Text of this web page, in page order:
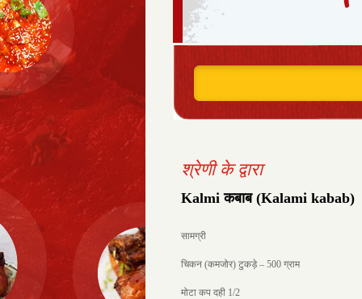
2
श्रेणी के द्वारा
Kalmi कबाब (Kalami kabab)
सामग्री
चिकन (कमजोर) टुकड़े – 500 ग्राम
मोटा कप दही 1/2